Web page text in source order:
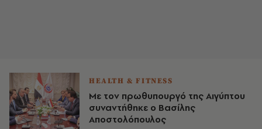
HEALTH & FITNESS
Με τον πρωθυπουργό της Αιγύπτου
συναντήθηκε ο Βασίλης
Αποστολόπουλος